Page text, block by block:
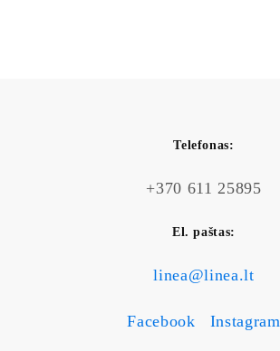
Telefonas:
+370 611 25895
El. paštas:
linea@linea.lt
Facebook Instagram